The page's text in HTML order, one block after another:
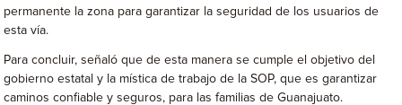
permanente la zona para garantizar la seguridad de los usuarios de
esta vía.
Para concluir, señaló que de esta manera se cumple el objetivo del
gobierno estatal y la mística de trabajo de la SOP, que es garantizar
caminos confiable y seguros, para las familias de Guanajuato.